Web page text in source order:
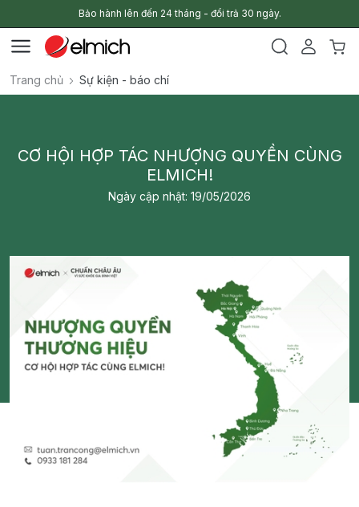
Bảo hành lên đến 24 tháng - đổi trả 30 ngày.
Trang chủ Sự kiện - báo chí
CƠ HỘI HỢP TÁC NHƯỢNG QUYỀN CÙNG
ELMICH!
Ngày cập nhật: 19/05/2026